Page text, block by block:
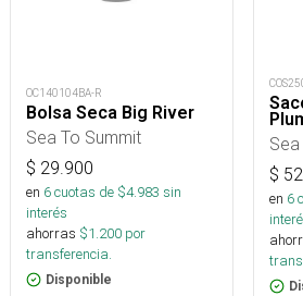
OC140104BA-R
Bolsa Seca Big River
Sea To Summit
$ 29.900
en 6cuotas de $4.983 sin
interés
ahorras $1.200 por
transferencia.
Disponible
$
en 6